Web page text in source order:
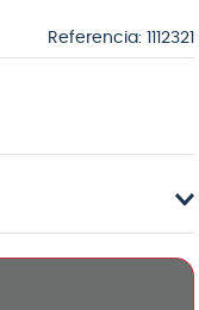
Referencia: 1112321